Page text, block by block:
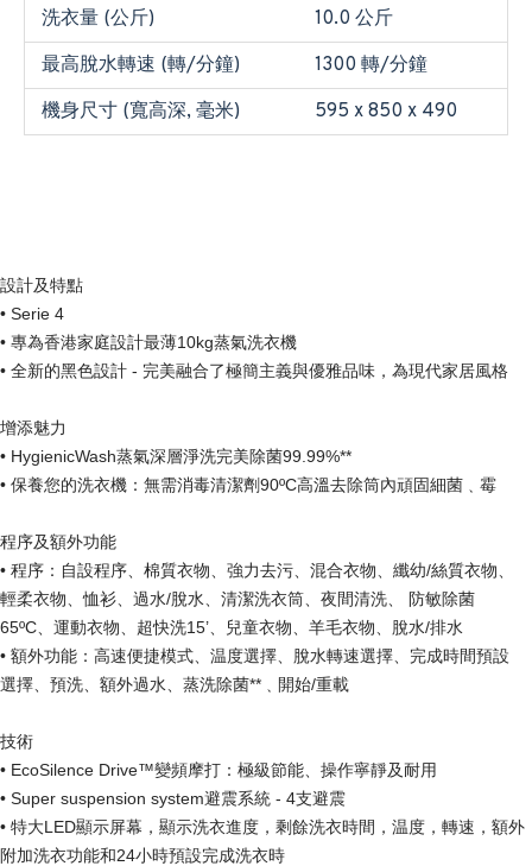
洗衣量 (公斤)
10.0 公斤
最高脫水轉速 (轉/分鐘)
1300 轉/分鐘
機身尺寸 (寬高深, 毫米)
595 x 850 x 490
設計及特點
• Serie 4
• 專為香港家庭設計最薄10kg蒸氣洗衣機
• 全新的黑色設計 - 完美融合了極簡主義與優雅品味，為現代家居風格
增添魅力
• HygienicWash蒸氣深層淨洗完美除菌99.99%**
• 保養您的洗衣機：無需消毒清潔劑90ºC高溫去除筒內頑固細菌﹑霉
程序及額外功能
• 程序：自設程序、棉質衣物、強力去污、混合衣物、纖幼/絲質衣物、
輕柔衣物、恤衫、過水/脫水、清潔洗衣筒、夜間清洗、 防敏除菌
65ºC、運動衣物、超快洗15’、兒童衣物、羊毛衣物、脫水/排水
• 額外功能：高速便捷模式、温度選擇、脫水轉速選擇、完成時間預設
選擇、預洗、額外過水、蒸洗除菌**﹑開始/重載
技術
• EcoSilence Drive™變頻摩打：極級節能、操作寧靜及耐用
• Super suspension system避震系統 - 4支避震
• 特大LED顯示屏幕，顯示洗衣進度，剩餘洗衣時間，温度，轉速，額外
附加洗衣功能和24小時預設完成洗衣時